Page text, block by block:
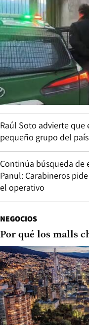
Raúl Soto advierte que
pequeño grupo del
Continúa búsqueda de
Panul: Carabineros
el operativo
NEGOCIOS
Por qué los malls